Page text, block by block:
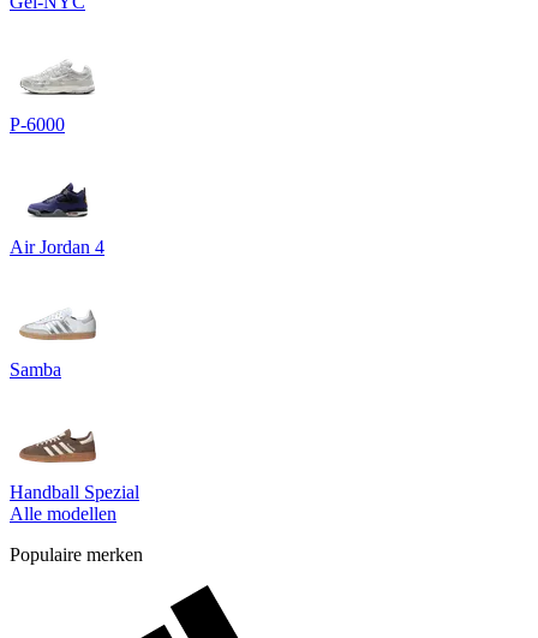
P-6000
Air Jordan 4
Samba
Handball Spezial
Alle modellen
Populaire merken